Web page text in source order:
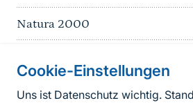
Cookie-Einstellungen
Uns ist Datenschutz wichtig.
Natura 2000
Informationen zur Seite